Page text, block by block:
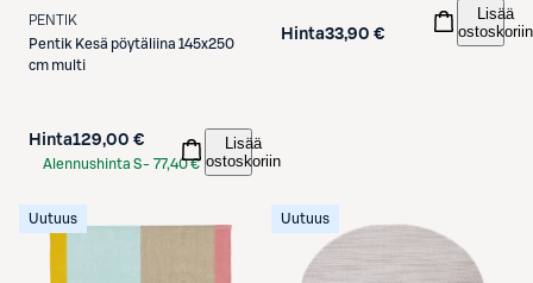
PENTIK
Pentik Kesä pöytäliina 145x250
cm multi
Hinta129,00 €
Alennushinta S- 77,40 €
Lisää
ostoskoriin
Hinta33,90 €
Lisää
ostoskoriin
Uutuus Uutuus